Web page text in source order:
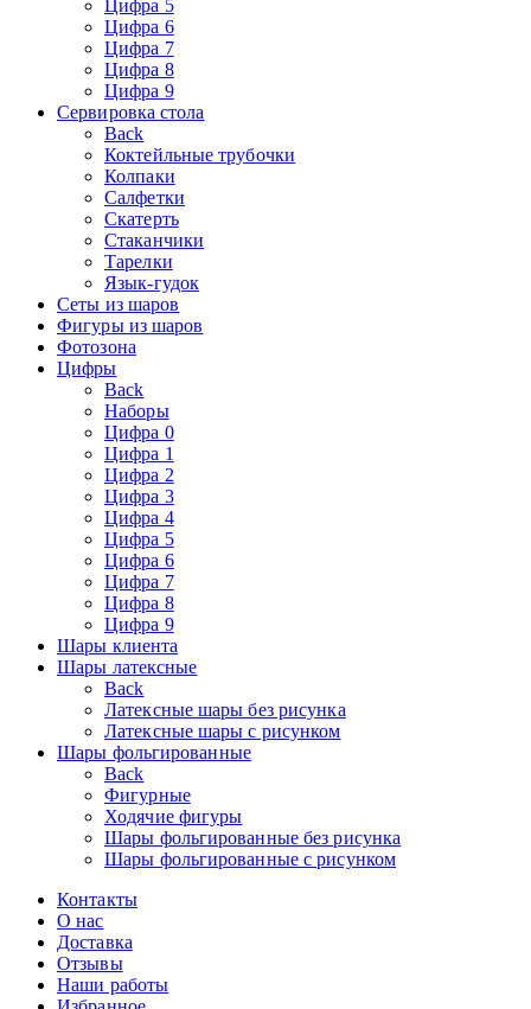
Цифра 5
Цифра 6
Цифра 7
Цифра 8
Цифра 9
Сервировка стола
Back
Коктейльные трубочки
Колпаки
Салфетки
Скатерть
Стаканчики
Тарелки
Язык-гудок
Сеты из шаров
Фигуры из шаров
Фотозона
Цифры
Back
Наборы
Цифра 0
Цифра 1
Цифра 2
Цифра 3
Цифра 4
Цифра 5
Цифра 6
Цифра 7
Цифра 8
Цифра 9
Шары клиента
Шары латексные
Back
Латексные шары без рисунка
Латексные шары с рисунком
Шары фольгированные
Back
Фигурные
Ходячие фигуры
Шары фольгированные без рисунка
Шары фольгированные с рисунком
Контакты
О нас
Доставка
Отзывы
Наши работы